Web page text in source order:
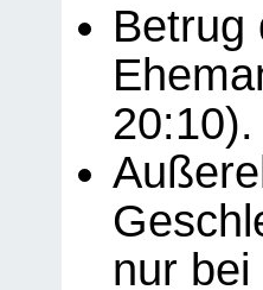
Betrug
20:10).
nur